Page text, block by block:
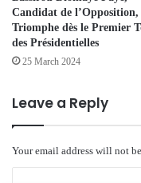
Candidat de l’Opposition,
Triomphe dès le Premier
des Présidentielles
25 March 2024
Leave a Reply
Your email address will not